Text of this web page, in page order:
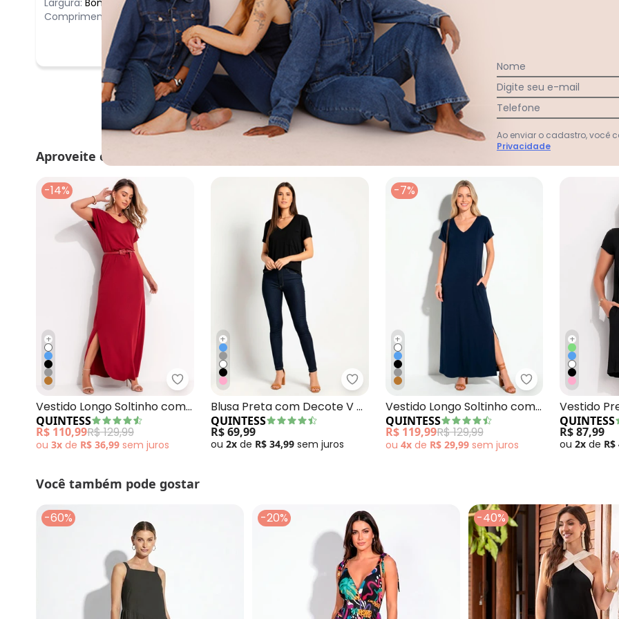
Comprimento: Longo
Ver todas as avaliações
Aproveite e compre junto
-14%
+
Quintess - Vestido Longo Soltinho com Fenda Vermelho
Vestido Longo Soltinho com
Fenda Vermelho
QUINTESS
R$ 110,99R$ 129,99
ou 3x de R$ 36,99 sem juros
+
Quintess - Blusa Preta com Decote V e Bolso
Blusa Preta com Decote V e
Bolso Frontal
QUINTESS
R$ 69,99
ou 2x de R$ 34,99 sem juros
-7%
+
Quintess -
Vestido Longo Soltinho com
Fenda Azul
QUINTESS
R$ 119,99R$ 129,99
ou 4x de R$ 29,99 sem juros
+
Vestido
Mangas
QUINTESS
R$ 87,99
ou2xde
Você também pode gostar
-60% -20% -40%
Nome
Digite seu e-mail
Telefone
Ao enviar o cadastro, você
Privacidade